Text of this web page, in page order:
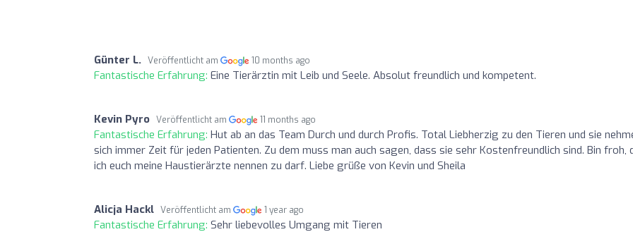
Günter L. Veröffentlicht am 10 months ago
Fantastische Erfahrung: Eine Tierärztin mit Leib und Seele. Absolut freundlich und kompetent.
Kevin Pyro Veröffentlicht am 11 months ago
Fantastische Erfahrung: Hut ab an das Team Durch und durch Profis. Total Liebherzig zu den Tieren und sie
sich immer Zeit für jeden Patienten. Zu dem muss man auch sagen, dass sie sehr Kostenfreundlich sind. Bin froh,
ich euch meine Haustierärzte nennen zu darf. Liebe grüße von Kevin und Sheila
Alicja Hackl Veröffentlicht am 1 year ago
Fantastische Erfahrung: Sehr liebevolles Umgang mit Tieren